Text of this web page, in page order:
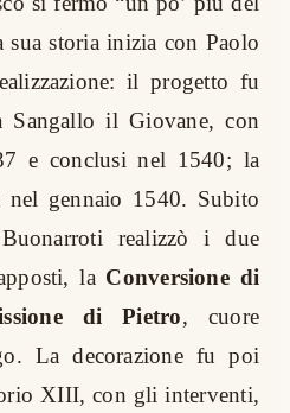
sua storia inizia con Paolo
il progetto fu
il Giovane, con
e conclusi nel 1540; la
nel gennaio 1540. Subito
realizzò i due
la Conversione di
di Pietro, cuore
La decorazione fu poi
XIII, con gli interventi,